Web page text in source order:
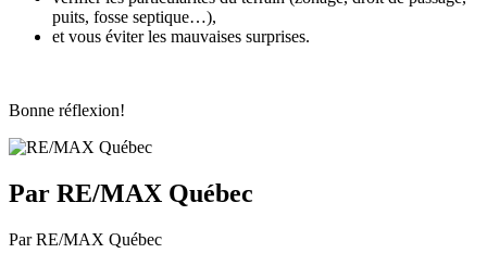
puits, fosse septique…),
et vous éviter les mauvaises surprises.
Bonne réflexion!
Par RE/MAX Québec
Par RE/MAX Québec